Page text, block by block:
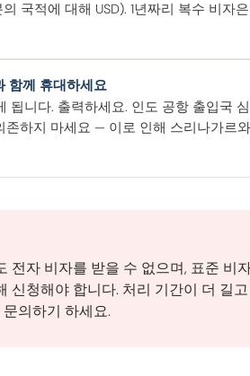
국적에 대해 USD). 1년짜리 복수 비자
함께 휴대하세요
됩니다. 출력하세요. 인도 공항 출입국
하지 마세요 — 이로 인해 스리나가르
전자 비자를 받을 수 없으며, 표준 비
신청해야 합니다. 처리 기간이 더 길
의하기 하세요.